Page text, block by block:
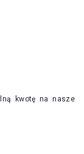
kwotę na nasze